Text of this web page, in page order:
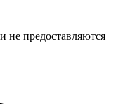
не предоставляются